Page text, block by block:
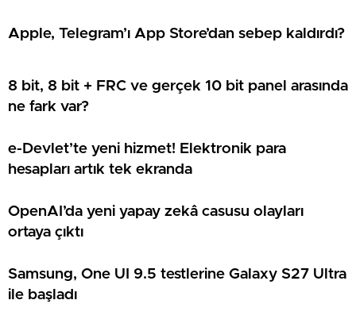
Apple, Telegram’ı App Store’dan sebep kaldırdı?
8 bit, 8 bit + FRC ve gerçek 10 bit panel arasında
ne fark var?
e-Devlet’te yeni hizmet! Elektronik para
hesapları artık tek ekranda
OpenAI’da yeni yapay zekâ casusu olayları
ortaya çıktı
Samsung, One UI 9.5 testlerine Galaxy S27 Ultra
ile başladı